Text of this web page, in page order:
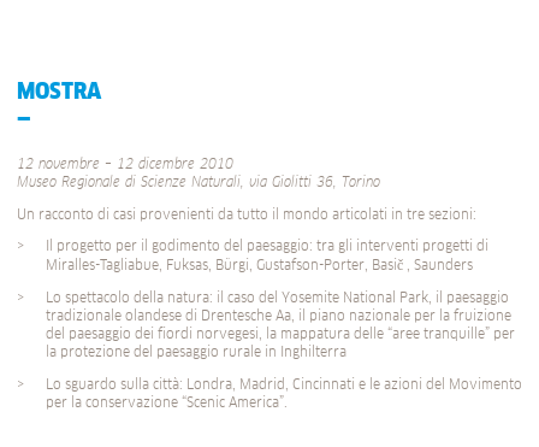
MOSTRA
12 novembre – 12 dicembre 2010
Museo Regionale di Scienze Naturali, via Giolitti 36, Torino
Un racconto di casi provenienti da tutto il mondo articolati in tre sezioni:
Il progetto per il godimento del paesaggio: tra gli interventi progetti di
Miralles-Tagliabue, Fuksas, Bürgi, Gustafson-Porter, Basič , Saunders
Lo spettacolo della natura: il caso del Yosemite National Park, il paesaggio
tradizionale olandese di Drentesche Aa, il piano nazionale per la fruizione
del paesaggio dei fiordi norvegesi, la mappatura delle “aree tranquille” per
la protezione del paesaggio rurale in Inghilterra
Lo sguardo sulla città: Londra, Madrid, Cincinnati e le azioni del Movimento
per la conservazione “Scenic America”.